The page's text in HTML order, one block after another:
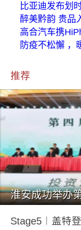
比亚迪发布划
醉美黔韵 贵品
高合汽车携
防疫不松懈
推荐
Stage5︱盖特